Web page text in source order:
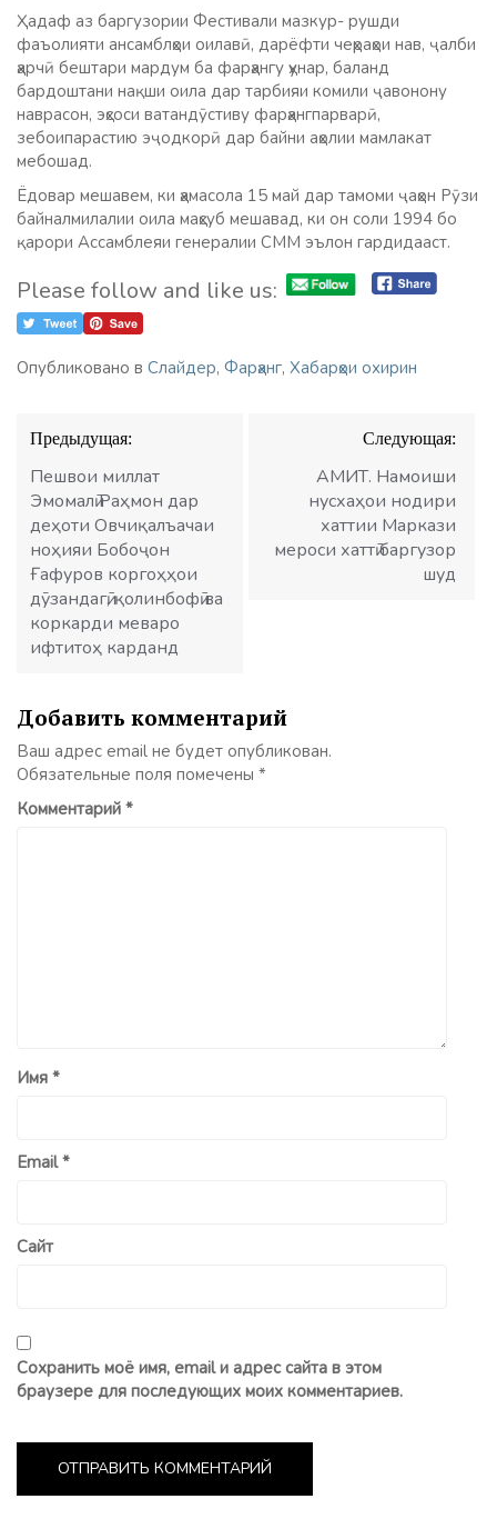
Ҳадаф аз баргузории Фестивали мазкур- рушди
фаъолияти ансамблҳои оилавӣ, дарёфти чеҳраҳои нав, ҷалби
ҳарчӣ бештари мардум ба фарҳангу ҳунар, баланд
бардоштани нақши оила дар тарбияи комили ҷавонону
наврасон, эҳсоси ватандӯстиву фарҳангпарварӣ,
зебоипарастию эҷодкорӣ дар байни аҳолии мамлакат
мебошад.
Ёдовар мешавем, ки ҳамасола 15 май дар тамоми ҷаҳон Рӯзи
байналмилалии оила маҳсуб мешавад, ки он соли 1994 бо
қарори Ассамблеяи генералии СММ эълон гардидааст.
Please follow and like us:
Опубликовано в Слайдер, Фарҳанг, Хабарҳои охирин
Навигация
по
записям
Предыдущая:
Пешвои миллат
Эмомалӣ Раҳмон дар
деҳоти Овчиқалъачаи
ноҳияи Бобоҷон
Ғафуров коргоҳҳои
дӯзандагӣ, қолинбофӣ ва
коркарди меваро
ифтитоҳ карданд
Следующая:
АМИТ. Намоиши
нусхаҳои нодири
хаттии Маркази
мероси хаттӣ баргузор
шуд
Добавить комментарий
Ваш адрес email не будет опубликован.
Обязательные поля помечены *
Комментарий *
Имя *
Email*
Сайт
Сохранить моё имя, email и адрес сайта в этом
браузере для последующих моих комментариев.